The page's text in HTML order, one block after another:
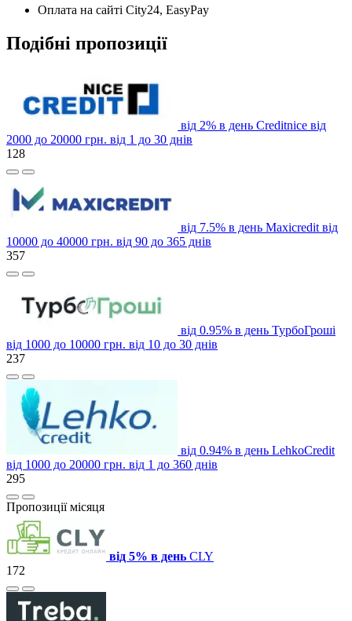
Оплата на сайті City24, EasyPay
Подібні пропозиції
від 2% в день Creditnice від
2000 до 20000 грн. від 1 до 30 днів
128
від 7.5% в день Maxicredit від
10000 до 40000 грн. від 90 до 365 днів
357
від 0.95% в день ТурбоГроші
від 1000 до 10000 грн. від 10 до 30 днів
237
від 0.94% в день LehkoCredit
від 1000 до 20000 грн. від 1 до 360 днів
295
Пропозиції місяця
від 5% в день CLY
172